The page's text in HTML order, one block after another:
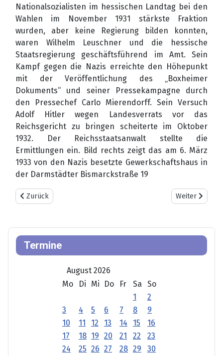
Nationalsozialisten im hessischen Landtag bei den
Wahlen im November 1931 stärkste Fraktion
wurden, aber keine Regierung bilden konnten,
waren Wilhelm Leuschner und die hessische
Staatsregierung geschäftsführend im Amt. Sein
Kampf gegen die Nazis erreichte den Höhepunkt
mit der Veröffentlichung des „Boxheimer
Dokuments“ und seiner Pressekampagne durch
den Pressechef Carlo Mierendorff. Sein Versuch
Adolf Hitler wegen Landesverrats vor das
Reichsgericht zu bringen scheiterte im Oktober
1932. Der Reichsstaatsanwalt stellte die
Ermittlungen ein. Bild rechts zeigt das am 6. März
1933 von den Nazis besetzte Gewerkschaftshaus in
der Darmstädter Bismarckstraße 19
Vorheriger Beitrag: Die Zeit in Berlin
Zurück Nächster
Weiter
Termine
August 2026
Mo
Di Mi Do Fr Sa
So
1
2
3
4 5 6 7 8
9
10
11 12 13 14 15
16
17
18 19 20 21 22
23
24
25 26 27 28 29
30